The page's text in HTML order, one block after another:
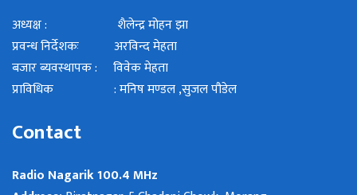
अध्यक्ष : शैलेन्द्र मोहन झा
प्रवन्ध निर्देशकः अरविन्द मेहता
बजार ब्यवस्थापक : विवेक मेहता
प्राविधिक : मनिष मण्डल ,सुजल पौडेल
Contact
Radio Nagarik 100.4 MHz